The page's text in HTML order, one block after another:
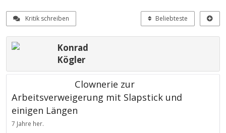
Kritik schreiben Beliebteste
Konrad
Kögler
Clownerie zur
Arbeitsverweigerung mit Slapstick und
einigen Längen
7 Jahre her.